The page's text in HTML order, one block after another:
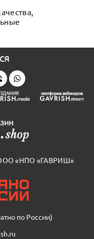
ООО «НПО «ГАВРИШ»
по России)